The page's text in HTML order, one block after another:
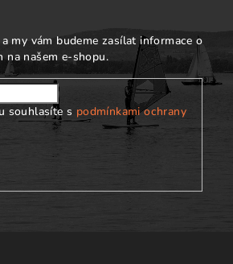
my vám budeme zasílat informace o
na našem e-shopu.
souhlasíte s podmínkami ochrany